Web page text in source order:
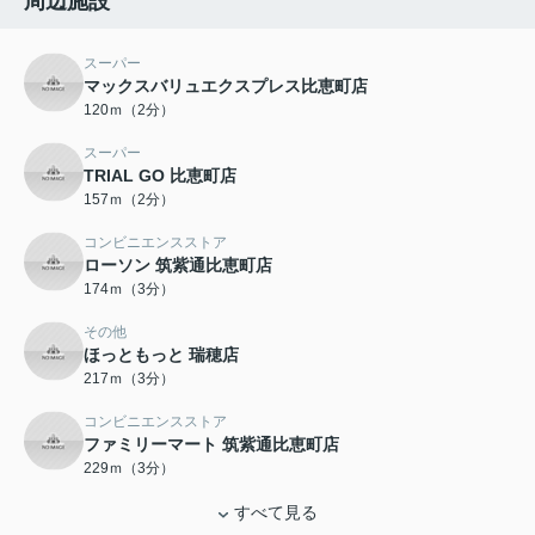
スーパー
マックスバリュエクスプレス比恵町店
120ｍ（2分）
スーパー
TRIAL GO 比恵町店
157ｍ（2分）
コンビニエンスストア
ローソン 筑紫通比恵町店
174ｍ（3分）
その他
ほっともっと 瑞穂店
217ｍ（3分）
コンビニエンスストア
ファミリーマート 筑紫通比恵町店
229ｍ（3分）
すべて見る